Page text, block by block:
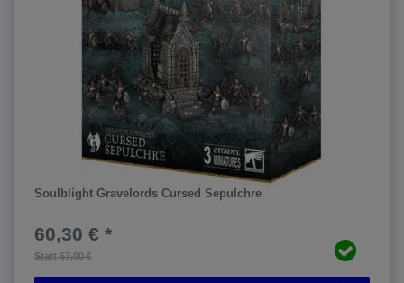
Soulblight Gravelords Cursed Sepulchre
Statt 67,00 €
60,30 € *